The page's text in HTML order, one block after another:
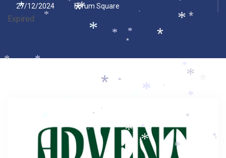
27/12/2024 Forum Square
Expired
*
*
*
*
*
*
*
*
*
*
*
*
*
* *
*
*
*
*
*
*
*
*
*
*
*
*
*
*
*
*
*
*